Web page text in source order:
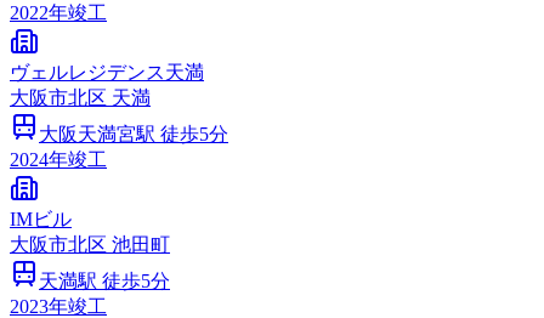
2022年竣工
ヴェルレジデンス天満
大阪市北区 天満
大阪天満宮駅 徒歩5分
2024年竣工
IMビル
大阪市北区 池田町
天満駅 徒歩5分
2023年竣工